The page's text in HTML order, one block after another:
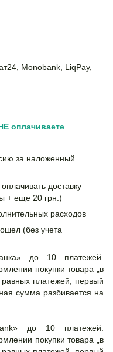
Monobank, LiqPay,
оплачиваете
за наложенный
доставку
+ еще 20 грн.)
расходов
(без учета
до 10 платежей.
покупки товара „в
платежей, первый
сумма разбивается на
до 10 платежей.
покупки товара „в